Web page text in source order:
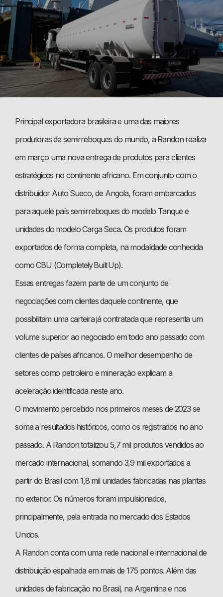
Principal exportadora brasileira e uma das maiores
produtoras de semirreboques do mundo, a Randon realiza
em março uma nova entrega de produtos para clientes
estratégicos no continente africano. Em conjunto com o
distribuidor Auto Sueco, de Angola, foram embarcados
para aquele país semirreboques do modelo Tanque e
unidades do modelo Carga Seca. Os produtos foram
exportados de forma completa, na modalidade conhecida
como CBU (Completely Built Up).
Essas entregas fazem parte de um conjunto de
negociações com clientes daquele continente, que
possibilitam uma carteira já contratada que representa um
volume superior ao negociado em todo ano passado com
clientes de países africanos. O melhor desempenho de
setores como petroleiro e mineração explicam a
aceleração identificada neste ano.
O movimento percebido nos primeiros meses de 2023 se
soma a resultados históricos, como os registrados no ano
passado. A Randon totalizou 5,7 mil produtos vendidos ao
mercado internacional, somando 3,9 mil exportados a
partir do Brasil com 1,8 mil unidades fabricadas nas plantas
no exterior. Os números foram impulsionados,
principalmente, pela entrada no mercado dos Estados
Unidos.
A Randon conta com uma rede nacional e internacional de
distribuição espalhada em mais de 175 pontos. Além das
unidades de fabricação no Brasil, na Argentina e nos